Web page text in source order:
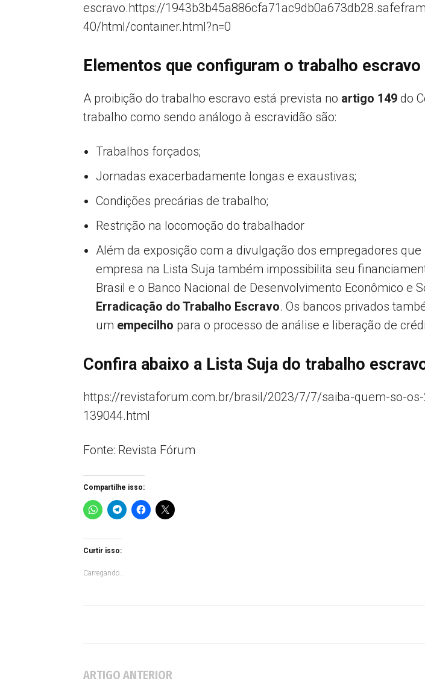
escravo.https://
40/html/container.html?n=0
Elementos que configuram o trabalho escravo
A proibição do trabalho escravo está prevista no artigo 149 do
trabalho como sendo análogo à escravidão são:
Trabalhos forçados;
Jornadas exacerbadamente longas e exaustivas;
Condições precárias de trabalho;
Restrição na locomoção do trabalhador
Além da exposição com a divulgação dos empregadores
empresa na Lista Suja também impossibilita seu
Brasil e o Banco Nacional de Desenvolvimento Econômico e
Erradicação do Trabalho Escravo. Os bancos privados
um empecilho para o processo de análise e liberação de
Confira abaixo a Lista Suja do trabalho
https://revistaforum.com.br/brasil/2023/7/7/saiba-quem-so-
139044.html
Fonte: Revista Fórum
Compartilhe isso:
Curtir isso:
Carregando...
ARTIGO ANTERIOR